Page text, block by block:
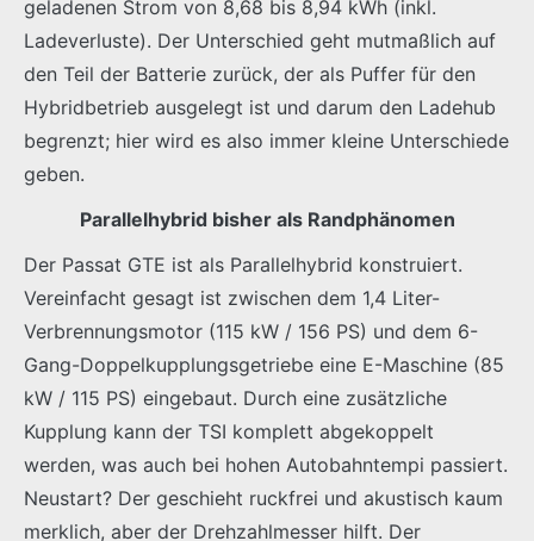
geladenen Strom von 8,68 bis 8,94 kWh (inkl.
Ladeverluste). Der Unterschied geht mutmaßlich auf
den Teil der Batterie zurück, der als Puffer für den
Hybridbetrieb ausgelegt ist und darum den Ladehub
begrenzt; hier wird es also immer kleine Unterschiede
geben.
Parallelhybrid bisher als Randphänomen
Der Passat GTE ist als Parallelhybrid konstruiert.
Vereinfacht gesagt ist zwischen dem 1,4 Liter-
Verbrennungsmotor (115 kW / 156 PS) und dem 6-
Gang-Doppelkupplungsgetriebe eine E-Maschine (85
kW / 115 PS) eingebaut. Durch eine zusätzliche
Kupplung kann der TSI komplett abgekoppelt
werden, was auch bei hohen Autobahntempi passiert.
Neustart? Der geschieht ruckfrei und akustisch kaum
merklich, aber der Drehzahlmesser hilft. Der